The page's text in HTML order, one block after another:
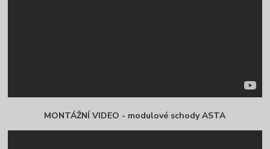
MONTÁŽNÍ VIDEO - modulové schody ASTA